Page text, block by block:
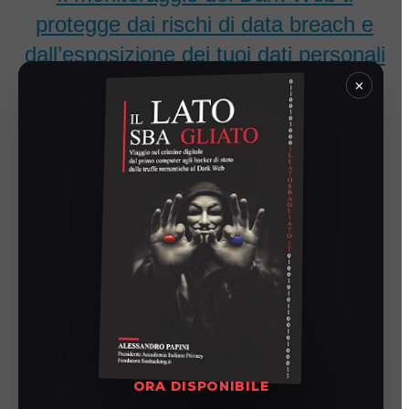
×
ORA DISPONIBILE
protegge dai rischi di data breach e
dall’esposizione dei tuoi dati personali
Un livello di sicurezza aggiuntivo, grazie agli alert che ti
avvisano nel caso in cui le tue password siano esposte
nel Dark Web.
Sincronizza i tuoi dati, in forma
criptata, su tutti i tuoi dispositivi.
Potrai sincronizzare le tue password in molti modi:
sincronizzazione cloud & backup, Wi-Fi locale, offline
manuale ecc.. Ma potrai anche, semplicemente, non